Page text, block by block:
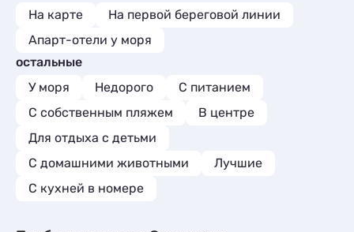
На карте
На первой береговой линии
Апарт-отели у моря
остальные
У моря
Недорого
С питанием
С собственным пляжем
В центре
Для отдыха с детьми
С домашними животными
Лучшие
C кухней в номере